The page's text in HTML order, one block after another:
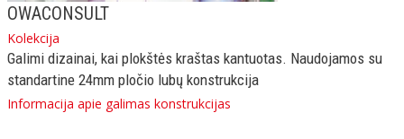
OWACONSULT
Kolekcija
Galimi dizainai, kai plokštės kraštas kantuotas. Naudojamos su
standartine 24mm pločio lubų konstrukcija
Informacija apie galimas konstrukcijas